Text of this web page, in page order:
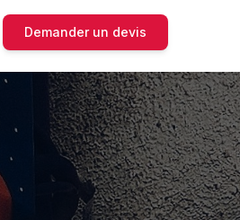
Demander un devis